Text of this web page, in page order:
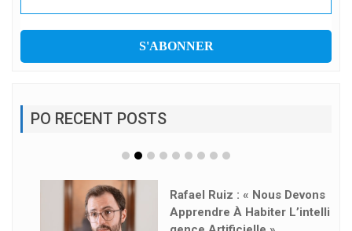
PO RECENT POSTS
Rafael Ruiz : « Nous Devons
Apprendre À Habiter L’intelli
Gence Artificielle »